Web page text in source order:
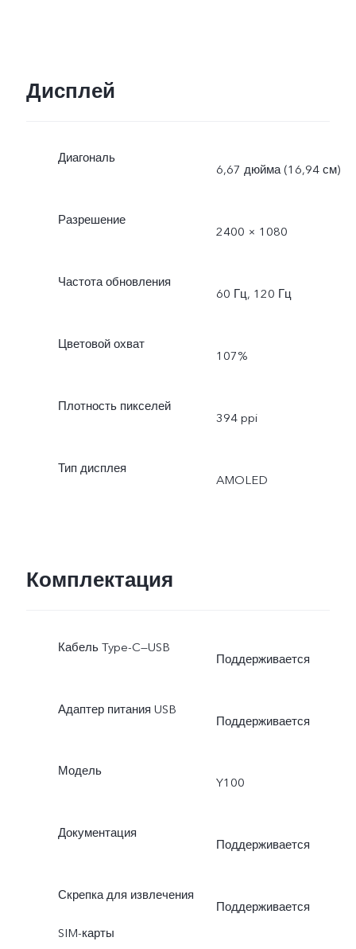
Дисплей
Диагональ
6,67 дюйма (16,94 см)
Разрешение
2400 × 1080
Частота обновления
60 Гц, 120 Гц
Цветовой охват
107%
Плотность пикселей
394 ppi
Тип дисплея
AMOLED
Комплектация
Кабель Type-C—USB
Поддерживается
Адаптер питания USB
Поддерживается
Модель
Y100
Документация
Поддерживается
Скрепка для извлечения
SIM-карты
Поддерживается